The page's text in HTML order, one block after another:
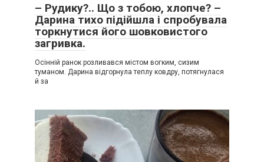
– Рудику?.. Що з тобою, хлопче? –
Дарина тихо підійшла і спробувала
торкнутися його шовковистого
загривка.
Осінній ранок розливався містом вогким, сизим
туманом. Дарина відгорнула теплу ковдру, потягнулася
й за